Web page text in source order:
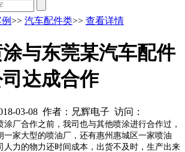
>> 汽车配件类>> 查看详情
与东莞某汽车配件
达成合作
03-08 作者：兄辉电子 访问：
合作之前，我司也与其他喷涂进行合作过，
一家大型的喷油厂，还有惠州惠城区一家喷油
人力的物力还时间成本，出货不及时，生产出来